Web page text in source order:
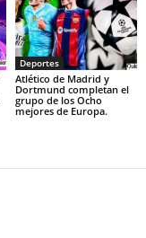
Deportes
Atlético de Madrid y
Dortmund completan el
grupo de los Ocho
mejores de Europa.